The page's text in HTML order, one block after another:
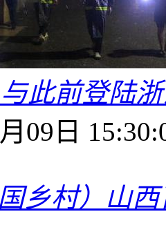
此前登陆
09日
国乡村）山